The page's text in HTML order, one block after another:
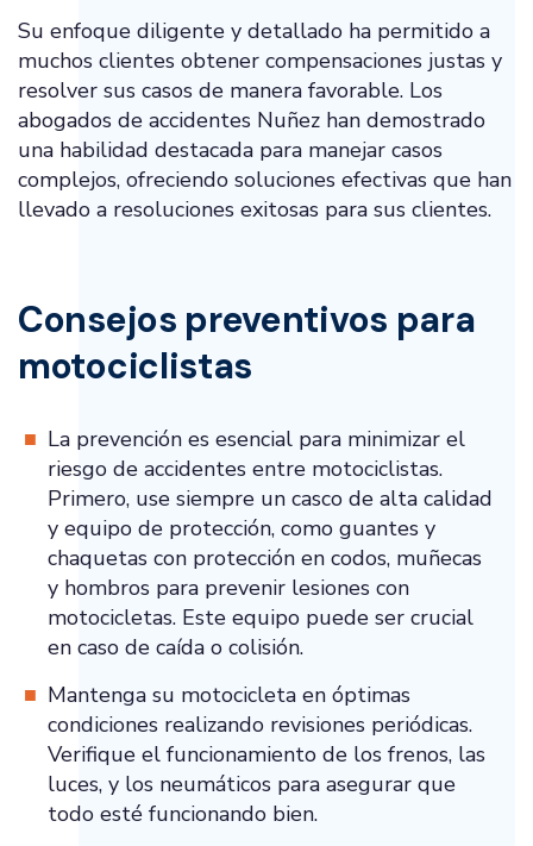
Su enfoque diligente y detallado ha permitido a
muchos clientes obtener compensaciones justas y
resolver sus casos de manera favorable. Los
abogados de accidentes Nuñez han demostrado
una habilidad destacada para manejar casos
complejos, ofreciendo soluciones efectivas que han
llevado a resoluciones exitosas para sus clientes.
Consejos preventivos para
motociclistas
La prevención es esencial para minimizar el
riesgo de accidentes entre motociclistas.
Primero, use siempre un casco de alta calidad
y equipo de protección, como guantes y
chaquetas con protección en codos, muñecas
y hombros para prevenir lesiones con
motocicletas. Este equipo puede ser crucial
en caso de caída o colisión.
Mantenga su motocicleta en óptimas
condiciones realizando revisiones periódicas.
Verifique el funcionamiento de los frenos, las
luces, y los neumáticos para asegurar que
todo esté funcionando bien.